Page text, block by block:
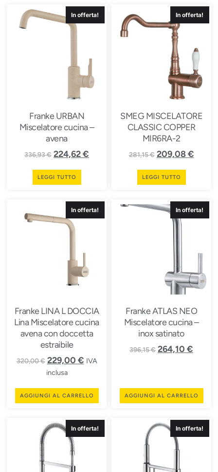
In offerta!
Franke URBAN
Miscelatore cucina –
avena
336,93€ 224,62€
LEGGI TUTTO
In offerta!
SMEG MISCELATORE
CLASSIC COPPER
MIR6RA-2
281,15€ 209,08€
LEGGI TUTTO
In offerta!
Franke LINA L DOCCIA
Lina Miscelatore cucina
avena con doccetta
estraibile
320,00€ 229,00 € IVA
inclusa
AGGIUNGI AL CARRELLO
In offerta!
Franke ATLAS NEO
Miscelatore cucina –
inox satinato
396,15€ 264,10 €
AGGIUNGI AL CARRELLO
In offerta! In offerta!